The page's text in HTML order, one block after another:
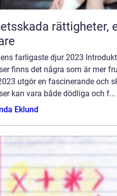
ersättning och vägen
farligaste djur 2023
finns det några som är mer
utgör en fascinerande och
kan vara både dödliga och f...
Eklund